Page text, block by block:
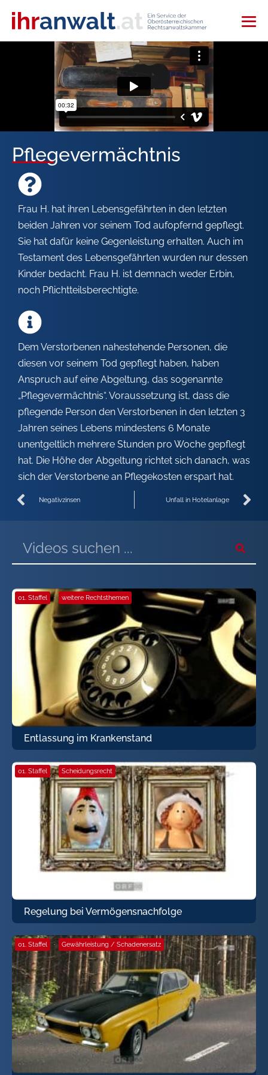
Pflegevermächtnis
Frau H. hat ihren Lebensgefährten in den letzten
beiden Jahren vor seinem Tod aufopfernd gepflegt.
Sie hat dafür keine Gegenleistung erhalten. Auch im
Testament des Lebensgefährten wurden nur dessen
Kinder bedacht. Frau H. ist demnach weder Erbin,
noch Pflichtteilsberechtigte.
Dem Verstorbenen nahestehende Personen, die
diesen vor seinem Tod gepflegt haben, haben
Anspruch auf eine Abgeltung, das sogenannte
„Pflegevermächtnis“. Voraussetzung ist, dass die
pflegende Person den Verstorbenen in den letzten 3
Jahren seines Lebens mindestens 6 Monate
unentgeltlich mehrere Stunden pro Woche gepflegt
hat. Die Höhe der Abgeltung richtet sich danach, was
sich der Verstorbene an Pflegekosten erspart hat.
Negativzinsen Unfall in Hotelanlage
01. Staffel · weitere Rechtsthemen
Entlassung im Krankenstand
01. Staffel · Scheidungsrecht
Regelung bei Vermögensnachfolge
01. Staffel · Gewährleistung / Schadenersatz